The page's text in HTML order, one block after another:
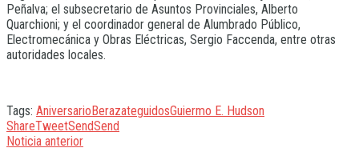
Peñalva; el subsecretario de Asuntos Provinciales, Alberto
Quarchioni; y el coordinador general de Alumbrado Público,
Electromecánica y Obras Eléctricas, Sergio Faccenda, entre otras
autoridades locales.
Tags: AniversarioBerazateguidosGuiermo E. Hudson
ShareTweetSendSend
Noticia anterior